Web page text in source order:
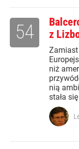
z
Zamiast
niż
nią
stała
54